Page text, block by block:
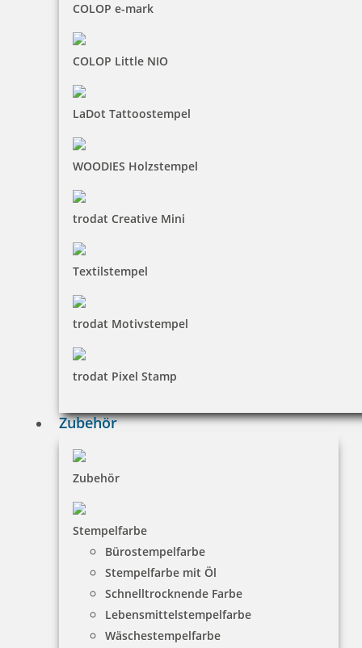
COLOP e-mark
COLOP Little NIO
LaDot Tattoostempel
WOODIES Holzstempel
trodat Creative Mini
Textilstempel
trodat Motivstempel
trodat Pixel Stamp
Zubehör
Zubehör
Stempelfarbe
Bürostempelfarbe
Stempelfarbe mit Öl
Schnelltrocknende Farbe
Lebensmittelstempelfarbe
Wäschestempelfarbe